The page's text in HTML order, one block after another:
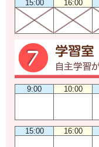
15:00 16:00
9:00 10:00
15:00 16:00